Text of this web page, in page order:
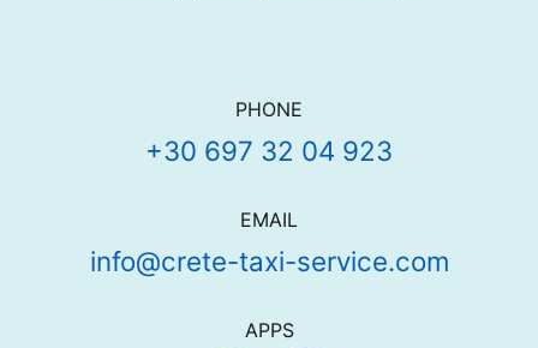
Контактная информация
PHONE
+30 697 32 04 923
EMAIL
info@crete-taxi-service.com
APPS